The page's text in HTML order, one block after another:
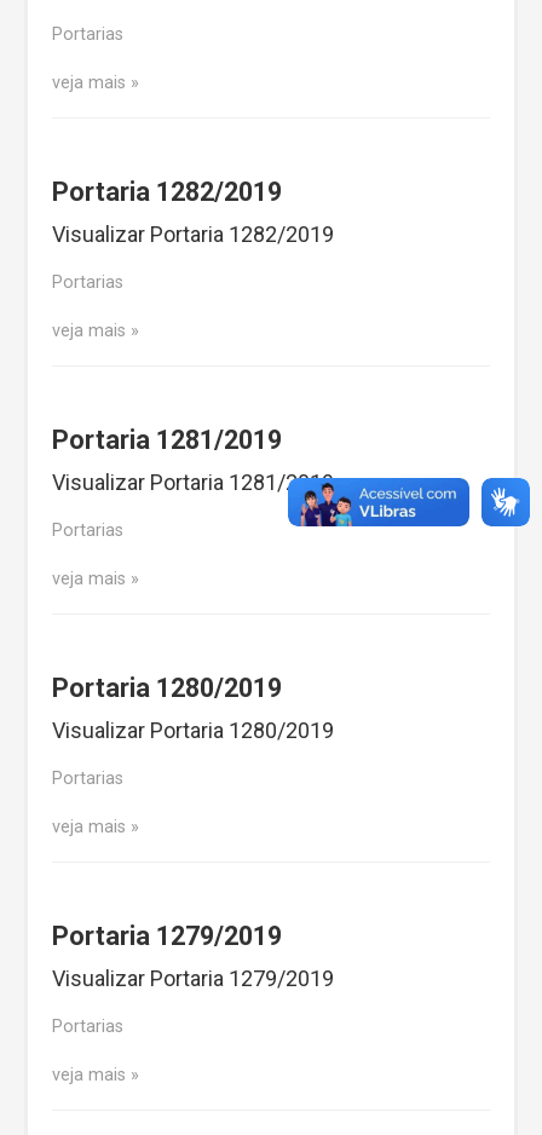
Portarias
veja mais
Portaria 1282/2019
Visualizar Portaria 1282/2019
Portarias
veja mais
Portaria 1281/2019
Visualizar Portaria 1281/2019
Portarias
veja mais
Portaria 1280/2019
Visualizar Portaria 1280/2019
Portarias
veja mais
Portaria 1279/2019
Visualizar Portaria 1279/2019
Portarias
veja mais